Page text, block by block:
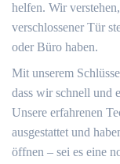
helfen.​ Wir
verschlossener Tür
oder Büro haben.​
Mit unserem
dass wir schnell und
Unsere erfahrenen
ausgestattet und
öffnen – sei es eine